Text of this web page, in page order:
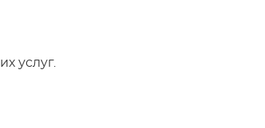
услуг.